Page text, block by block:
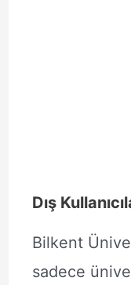
Dış
Bilkent
sadece